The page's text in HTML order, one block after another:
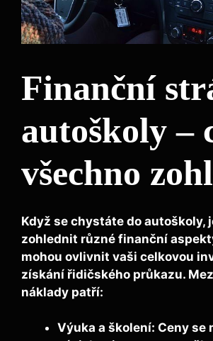
Finanční
autoškoly –
všechno
Když se chystáte do autoškoly,
zohlednit různé finanční
mohou ovlivnit vaši celkovou
získání řidičského průkazu.
náklady patří:
Výuka a školení: Ceny se